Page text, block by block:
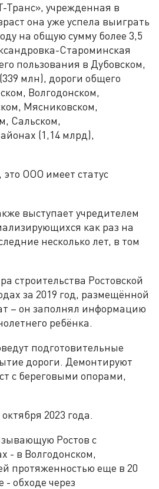
Транс», учрежденная в
она уже успела выиграть
на общую сумму более 3,5
Староминская
пользования в Дубовском,
млн), дороги общего
Волгодонском,
Мясниковском,
Сальском,
(1,14 млрд),
ООО имеет статус
выступает учредителем
как раз на
несколько лет, в том
строительства Ростовской
за 2019 год, размещённой
– он заполнял информацию
ребёнка.
подготовительные
дороги. Демонтируют
с береговыми опорами,
2023 года.
Ростов с
- в Волгодонском,
протяженностью еще в 20
- обходе через